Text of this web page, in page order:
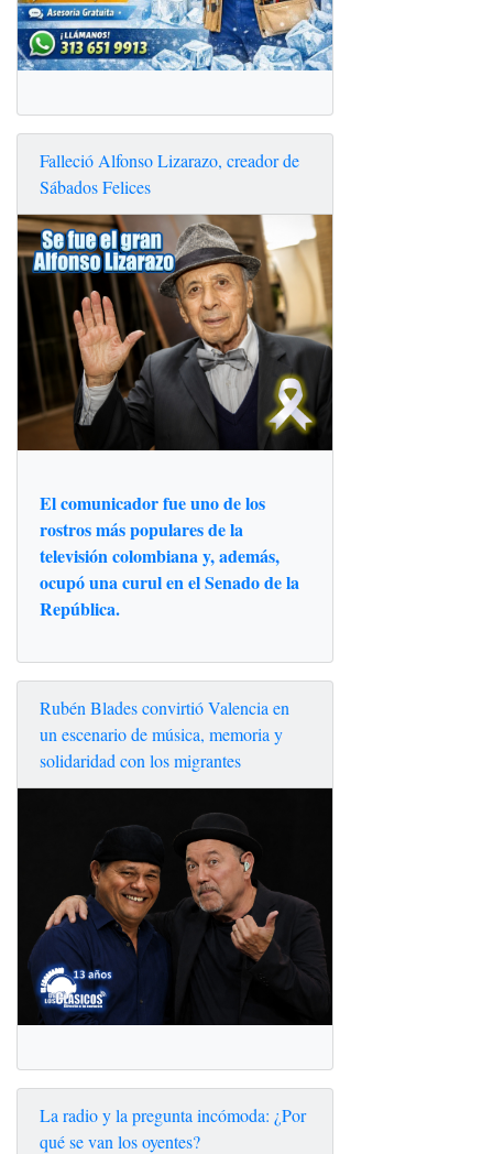
Falleció Alfonso Lizarazo, creador de
Sábados Felices
El comunicador fue uno de los
rostros más populares de la
televisión colombiana y, además,
ocupó una curul en el Senado de la
República.
Rubén Blades convirtió Valencia en
un escenario de música, memoria y
solidaridad con los migrantes
La radio y la pregunta incómoda: ¿Por
qué se van los oyentes?